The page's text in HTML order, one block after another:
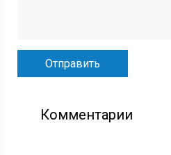
Комментарии